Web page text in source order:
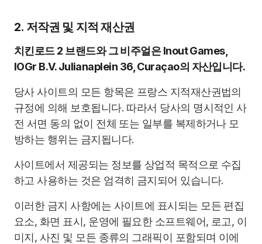
2. 저작권 및 지적 재산권
치킨로드 2 브랜드와 그 비주얼은 Inout Games,
IOGr B.V. Julianaplein 36, Curaçao의 자산입니다.
당사 사이트의 모든 항목은 프랑스 지적재산권법의
규정에 의해 보호됩니다. 따라서 당사의 명시적인 사
전 서면 동의 없이 전체 또는 일부를 복제하거나 모
방하는 행위는 금지됩니다.
사이트에서 제공되는 정보를 상업적 목적으로 수집
하고 사용하는 것은 엄격히 금지되어 있습니다.
이러한 금지 사항에는 사이트에 표시되는 모든 편집
요소, 화면 표시, 운영에 필요한 소프트웨어, 로고, 이
미지, 사진 및 모든 종류의 그래픽이 포함되며 이에